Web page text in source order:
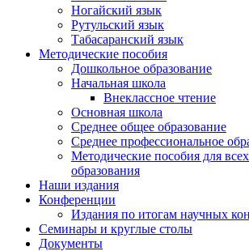
Ногайский язык
Рутульский язык
Табасаранский язык
Методические пособия
Дошкольное образование
Начальная школа
Внеклассное чтение
Основная школа
Среднее общее образование
Среднее профессиональное
Методические пособия для
образования
Наши издания
Конференции
Издания по итогам научных
Семинары и круглые столы
Документы